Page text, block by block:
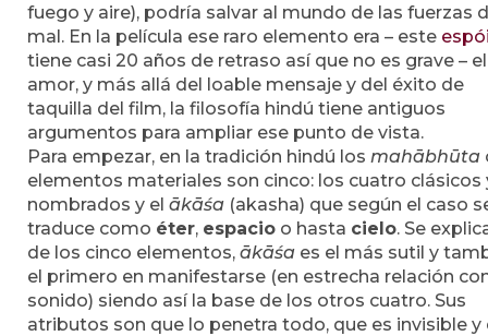
fuego y aire), podría salvar al mundo de las fuerzas
mal. En la película ese raro elemento era – este
tiene casi 20 años de retraso así que no es grave – el
amor, y más allá del loable mensaje y del éxito de
taquilla del film, la filosofía hindú tiene antiguos
argumentos para ampliar ese punto de vista.
Para empezar, en la tradición hindú los mahābhūta
elementos materiales son cinco: los cuatro clásicos
nombrados y el ākāśa (akasha) que según el caso
traduce como éter, espacio o hasta cielo. Se
de los cinco elementos, ākāśa es el más sutil y
el primero en manifestarse (en estrecha relación
sonido) siendo así la base de los otros cuatro. Sus
atributos son que lo penetra todo, que es invisible y